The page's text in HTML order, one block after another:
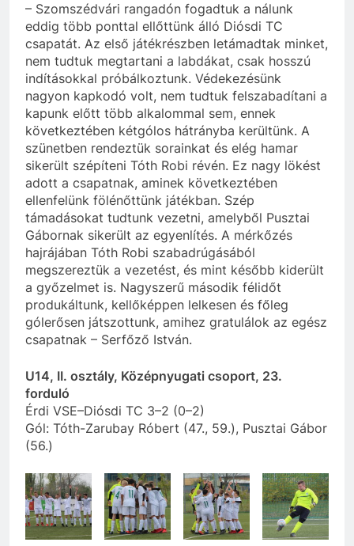
– Szomszédvári rangadón fogadtuk a nálunk
eddig több ponttal ellőttünk álló Diósdi TC
csapatát. Az első játékrészben letámadtak minket,
nem tudtuk megtartani a labdákat, csak hosszú
indításokkal próbálkoztunk. Védekezésünk
nagyon kapkodó volt, nem tudtuk felszabadítani a
kapunk előtt több alkalommal sem, ennek
következtében kétgólos hátrányba kerültünk. A
szünetben rendeztük sorainkat és elég hamar
sikerült szépíteni Tóth Robi révén. Ez nagy lökést
adott a csapatnak, aminek következtében
ellenfelünk fölénőttünk játékban. Szép
támadásokat tudtunk vezetni, amelyből Pusztai
Gábornak sikerült az egyenlítés. A mérkőzés
hajrájában Tóth Robi szabadrúgásából
megszereztük a vezetést, és mint később kiderült
a győzelmet is. Nagyszerű második félidőt
produkáltunk, kellőképpen lelkesen és főleg
gólerősen játszottunk, amihez gratulálok az egész
csapatnak – Serfőző István.
U14, II. osztály, Középnyugati csoport, 23.
forduló
Érdi VSE–Diósdi TC 3–2 (0–2)
Gól: Tóth-Zarubay Róbert (47., 59.), Pusztai Gábor
(56.)